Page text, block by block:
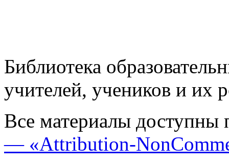
Библиотека
учителей, учеников и их
Все материалы доступны
— «Attribution-